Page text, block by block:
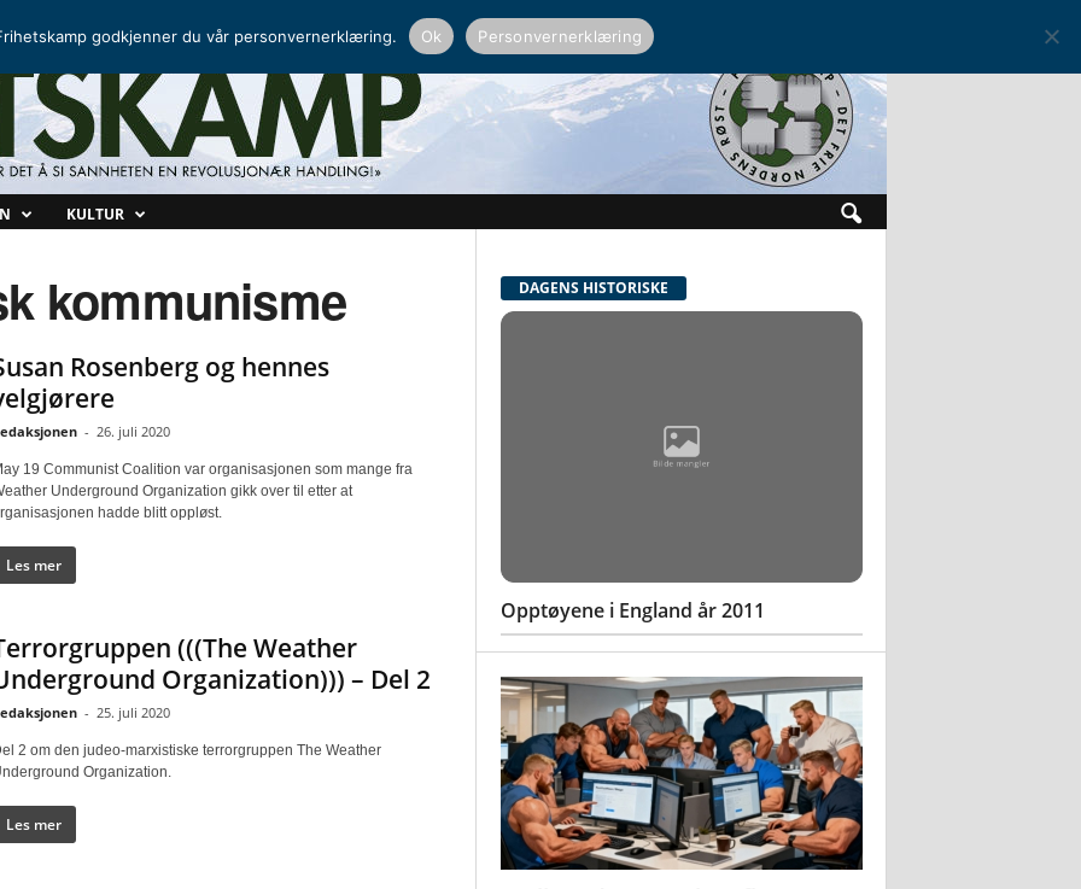
KULTUR
kommunisme
Rosenberg og hennes
- 26. juli 2020
19 Communist Coalition var organisasjonen som mange fra
Underground Organization gikk over til etter at
hadde blitt oppløst.
Les mer
(((The Weather
Organization))) – Del 2
- 25. juli 2020
2 om den judeo-marxistiske terrorgruppen The Weather
Organization.
Les mer
DAGENS HISTORISKE
Opptøyene i England år 2011
godkjenner du vår personvernerklæring. Ok Personvernerklæring